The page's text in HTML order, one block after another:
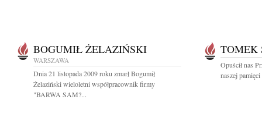
BOGUMIŁ ŻELAZIŃSKI
WARSZAWA
Dnia 21 listopada 2009 roku zmarł Bogumił
Żelaziński wieloletni współpracownik firmy
"BARWA SAM?...
TOMEK
Opuścił nas
naszej